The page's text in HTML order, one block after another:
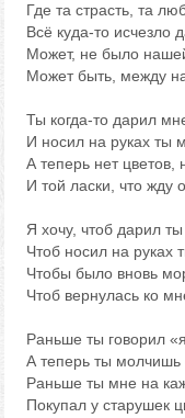
Где та страсть, та
Всё куда-то исчезло
Может, не было
Может быть, между
Ты когда-то дарил
И носил на руках ты
А теперь нет цветов,
И той ласки, что жду
Я хочу, чтоб дарил
Чтоб носил на руках
Чтобы было вновь
Чтоб вернулась ко
Раньше ты говорил
А теперь ты молчишь
Раньше ты мне на
Покупал у старушек